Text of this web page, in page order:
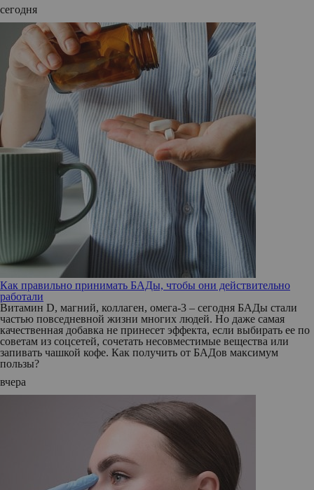
сегодня
Как правильно принимать БАДы, чтобы они действительно
работали
Витамин D, магний, коллаген, омега-3 – сегодня БАДы стали
частью повседневной жизни многих людей. Но даже самая
качественная добавка не принесет эффекта, если выбирать ее по
советам из соцсетей, сочетать несовместимые вещества или
запивать чашкой кофе. Как получить от БАДов максимум
пользы?
вчера